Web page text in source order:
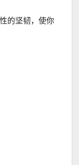
的坚韧，使你